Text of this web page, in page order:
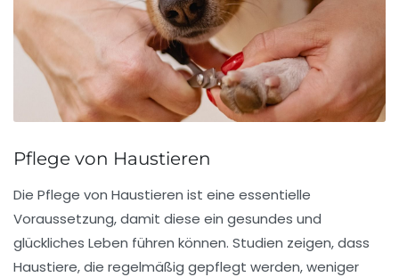
Pflege von Haustieren
Die Pflege von Haustieren ist eine essentielle
Voraussetzung, damit diese ein gesundes und
glückliches Leben führen können. Studien zeigen, dass
Haustiere, die regelmäßig gepflegt werden, weniger